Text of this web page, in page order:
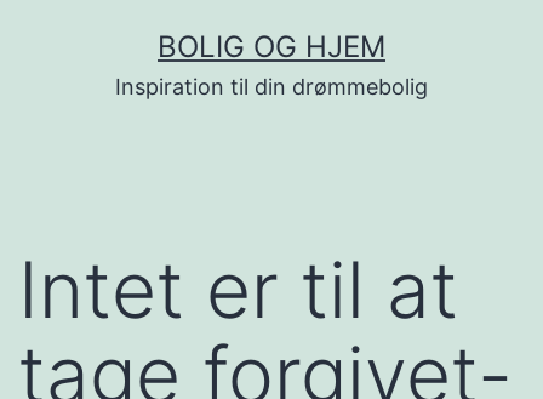
BOLIG OG HJEM
Inspiration til din drømmebolig
Intet er til at
tage forgivet-